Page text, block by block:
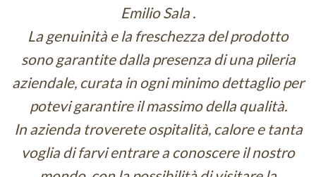
Emilio Sala .
La genuinità e la freschezza del prodotto
sono garantite dalla presenza di una pileria
aziendale, curata in ogni minimo dettaglio per
potevi garantire il massimo della qualità.
In azienda troverete ospitalità, calore e tanta
voglia di farvi entrare a conoscere il nostro